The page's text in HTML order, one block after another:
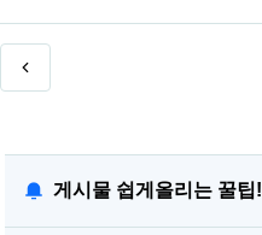
게시물 쉽게올리는 꿀팁!